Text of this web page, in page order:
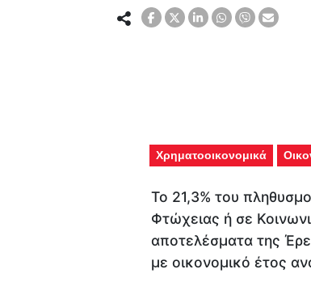
Χρηματοοικονομικά
Το 21,3% του
Φτώχειας ή σε
αποτελέσματα της
με οικονομικό έτος